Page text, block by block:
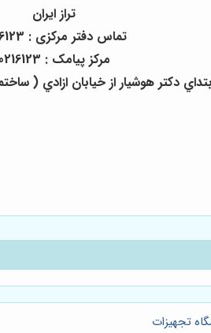
تراز ایران
تماس دفتر مرکزی : 0216123
مرکز پیامک : 0216123
هوشيار از خيابان ازادي ( ساختمان
تجهیزات